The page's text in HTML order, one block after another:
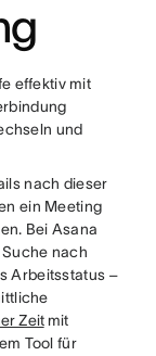
effektiv mit
und
nach dieser
ein Meeting
Bei Asana
nach
Arbeitsstatus –
Zeitmit
Tool für